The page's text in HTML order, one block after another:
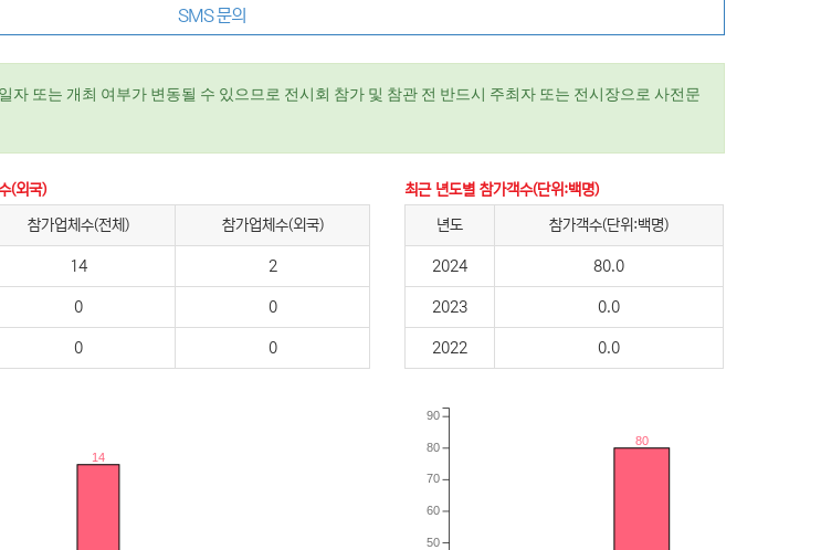
SMS 문의
또는 개최 여부가 변동될 수 있으므로 전시회 참가 및 참관 전 반드시 주최자 또는 전시장으로 사전문
(외국)
참가업체수(전체) 참가업체수(외국)
14 2
0 0
0 0
최근 년도별 참가객수(단위:백명)
년도
참가객수(단위:백명)
2024 80.0
2023 0.0
2022 0.0
14
80
50
60
70
80
90